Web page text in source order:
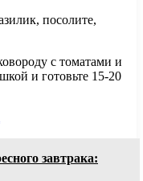
посолите,
с томатами и
и готовьте 15-20
завтрака: